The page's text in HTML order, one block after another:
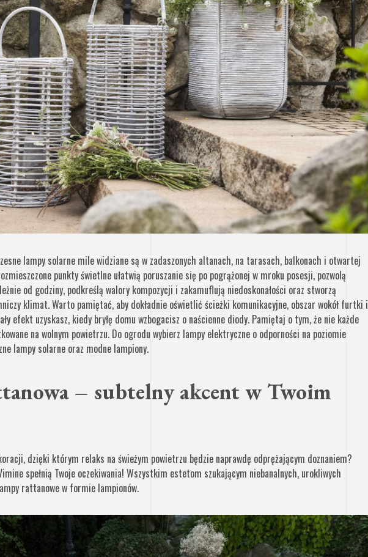
lampy solarne mile widziane są w zadaszonych altanach, na tarasach, balkonach i otwartej
punkty świetlne ułatwią poruszanie się po pogrążonej w mroku posesji, pozwolą
od godziny, podkreślą walory kompozycji i zakamuflują niedoskonałości oraz stworzą
klimat. Warto pamiętać, aby dokładnie oświetlić ścieżki komunikacyjne, obszar wokół furtki i
efekt uzyskasz, kiedy bryłę domu wzbogacisz o naścienne diody. Pamiętaj o tym, że nie każde
na wolnym powietrzu. Do ogrodu wybierz lampy elektryczne o odporności na poziomie
lampy solarne oraz modne lampiony.
– subtelny akcent w Twoim
dzięki którym relaks na świeżym powietrzu będzie naprawdę odprężającym doznaniem?
spełnią Twoje oczekiwania! Wszystkim estetom szukającym niebanalnych, urokliwych
rattanowe w formie lampionów.